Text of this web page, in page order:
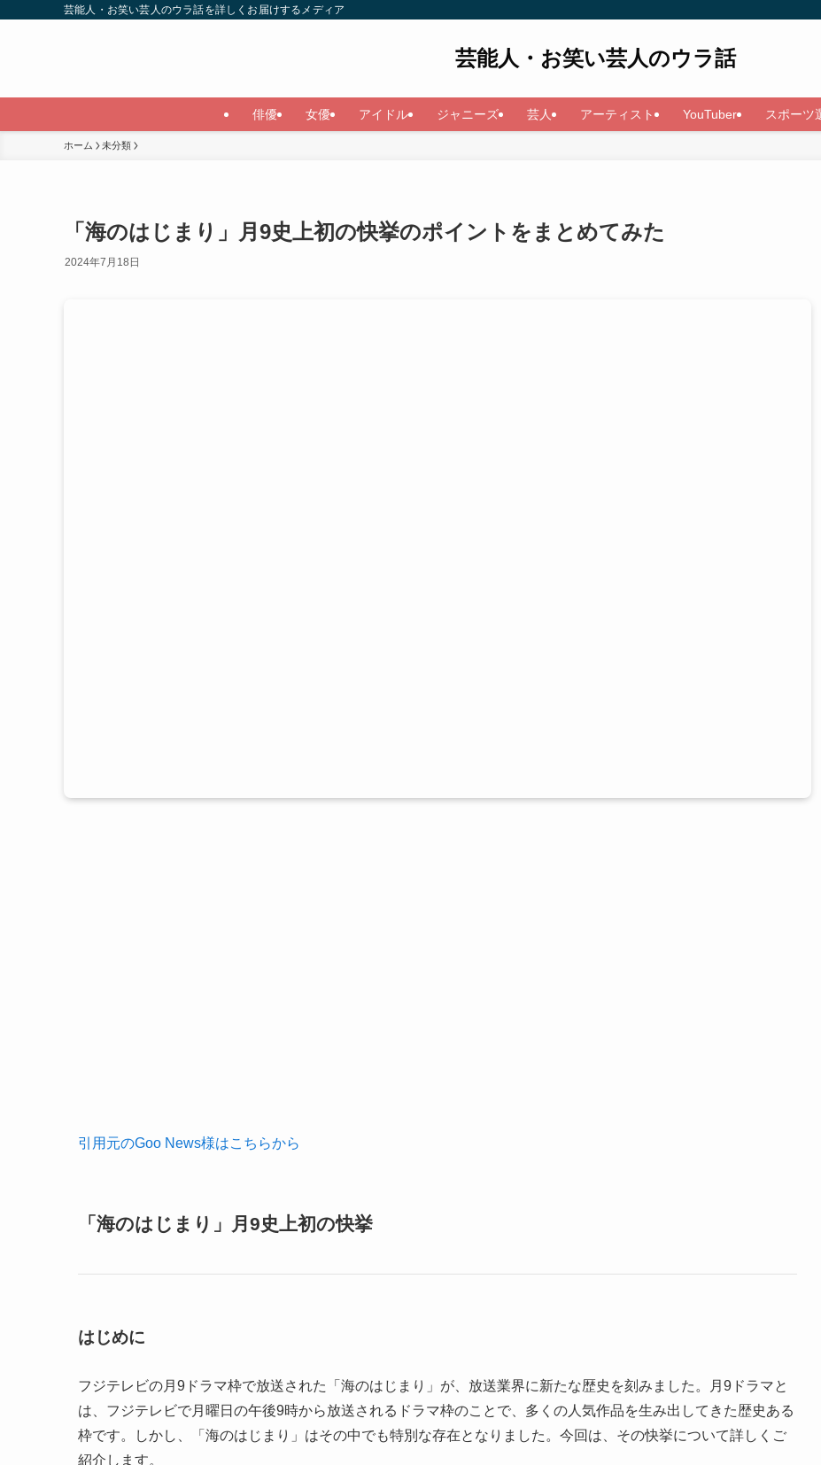
芸能人・お笑い芸人のウラ話を詳しくお届けするメディア
芸能人・お笑い芸人のウラ話
俳優 女優 アイドル ジャニーズ 芸人 アーティスト YouTuber スポーツ
ホーム 未分類
「海のはじまり」月9史上初の快挙のポイントをまとめてみた
2024年7月18日
引用元のGoo News様はこちらから
「海のはじまり」月9史上初の快挙
はじめに
フジテレビの月9ドラマ枠で放送された「海のはじまり」が、放送業界に新たな歴史を刻みました。月9ドラマと
は、フジテレビで月曜日の午後9時から放送されるドラマ枠のことで、多くの人気作品を生み出してきた歴史ある
枠です。しかし、「海のはじまり」はその中でも特別な存在となりました。今回は、その快挙について詳しくご
紹介します。